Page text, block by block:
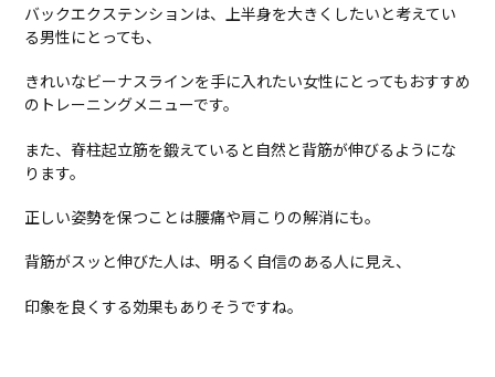
バックエクステンションは、上半身を大きくしたいと考えてい
る男性にとっても、
きれいなビーナスラインを手に入れたい女性にとってもおすすめ
のトレーニングメニューです。
また、脊柱起立筋を鍛えていると自然と背筋が伸びるようにな
ります。
正しい姿勢を保つことは腰痛や肩こりの解消にも。
背筋がスッと伸びた人は、明るく自信のある人に見え、
印象を良くする効果もありそうですね。